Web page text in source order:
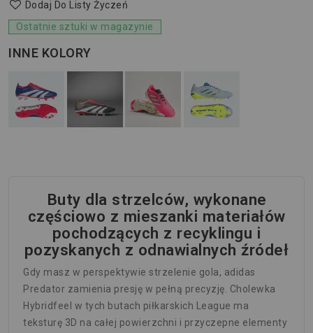
Dodaj Do Listy Życzeń
Ostatnie sztuki w magazynie
INNE KOLORY
Buty dla strzelców, wykonane
częściowo z mieszanki materiałów
pochodzących z recyklingu i
pozyskanych z odnawialnych źródeł
Gdy masz w perspektywie strzelenie gola, adidas
Predator zamienia presję w pełną precyzję. Cholewka
Hybridfeel w tych butach piłkarskich League ma
teksturę 3D na całej powierzchni i przyczepne elementy